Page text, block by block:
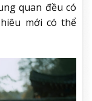
quan đều có
mới có thể